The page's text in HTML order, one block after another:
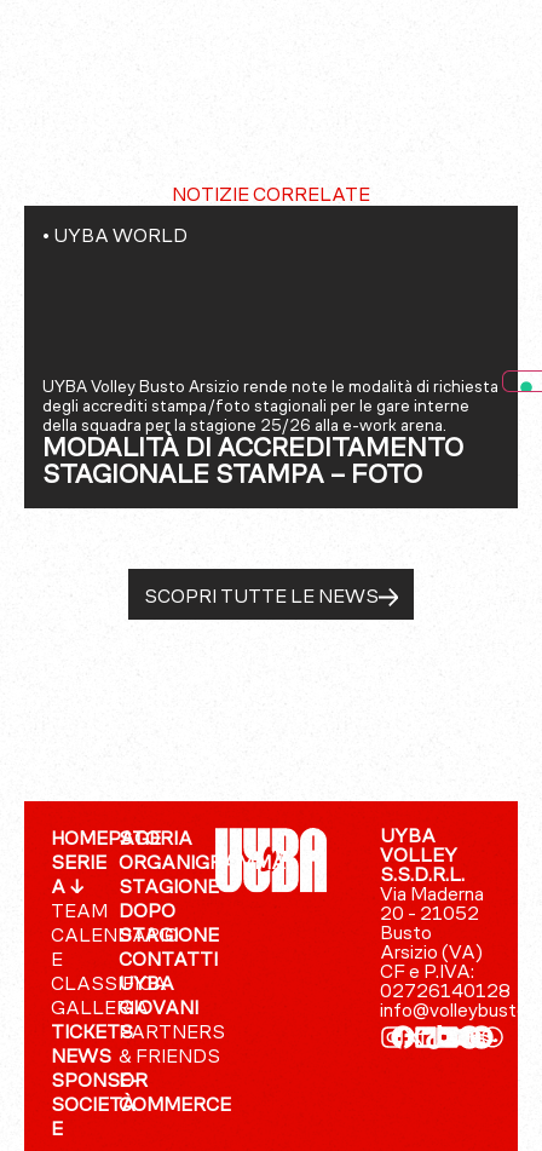
NOTIZIE CORRELATE
• UYBA WORLD
UYBA Volley Busto Arsizio rende note le modalità di richiesta
degli accrediti stampa/foto stagionali per le gare interne
della squadra per la stagione 25/26 alla e-work arena.
MODALITÀ DI ACCREDITAMENTO
STAGIONALE STAMPA – FOTO
SCOPRI TUTTE LE NEWS
HOMEPAGE
SERIE
A ↓
TEAM
CALENDARIO
E
CLASSIFICA
GALLERIA
TICKETS
NEWS
SPONSOR
SOCIETÀ
E
STORIA
ORGANIGRAMMA
STAGIONE
DOPO
STAGIONE
CONTATTI
UYBA
GIOVANI
PARTNERS
& FRIENDS
E-
COMMERCE
UYBA
VOLLEY
S.S.D.R.L.
Via Maderna
20 - 21052
Busto
Arsizio (VA)
CF e P.IVA:
02726140128